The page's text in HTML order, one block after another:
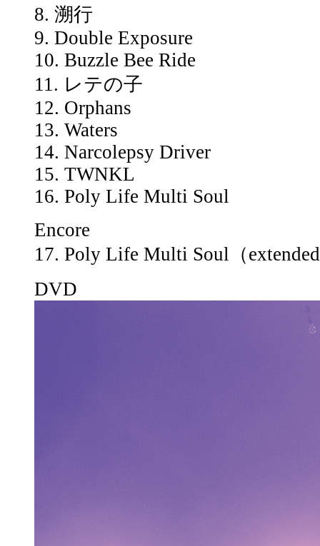
8. 溯行
9. Double Exposure
10. Buzzle Bee Ride
11. レテの子
12. Orphans
13. Waters
14. Narcolepsy Driver
15. TWNKL
16. Poly Life Multi Soul
Encore
17. Poly Life Multi Soul（
DVD